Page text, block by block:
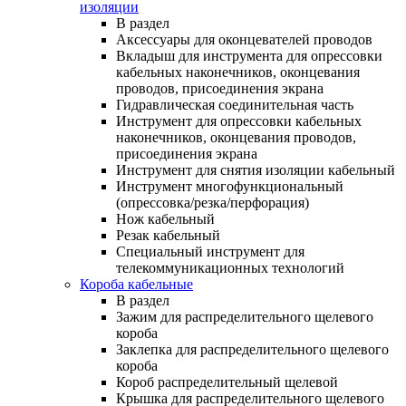
изоляции
В раздел
Аксессуары для оконцевателей проводов
Вкладыш для инструмента для опрессовки
кабельных наконечников, оконцевания
проводов, присоединения экрана
Гидравлическая соединительная часть
Инструмент для опрессовки кабельных
наконечников, оконцевания проводов,
присоединения экрана
Инструмент для снятия изоляции кабельный
Инструмент многофункциональный
(опрессовка/резка/перфорация)
Нож кабельный
Резак кабельный
Специальный инструмент для
телекоммуникационных технологий
Короба кабельные
В раздел
Зажим для распределительного щелевого
короба
Заклепка для распределительного щелевого
короба
Короб распределительный щелевой
Крышка для распределительного щелевого